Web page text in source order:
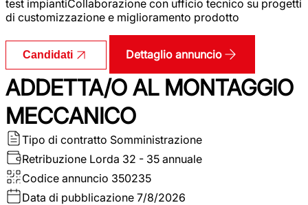
test impiantiCollaborazione con ufficio tecnico su progetti
di customizzazione e miglioramento prodotto
Candidati Dettaglio annuncio
ADDETTA/O AL MONTAGGIO
MECCANICO
Tipo di contratto Somministrazione
Retribuzione Lorda 32 - 35 annuale
Codice annuncio 350235
Data di pubblicazione 7/8/2026